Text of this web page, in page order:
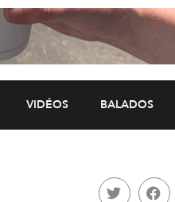
VIDÉOS BALADOS